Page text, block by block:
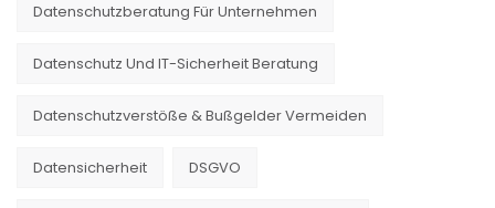
Datenschutzberatung Für Unternehmen
Datenschutz Und IT-Sicherheit Beratung
Datenschutzverstöße & Bußgelder Vermeiden
Datensicherheit DSGVO